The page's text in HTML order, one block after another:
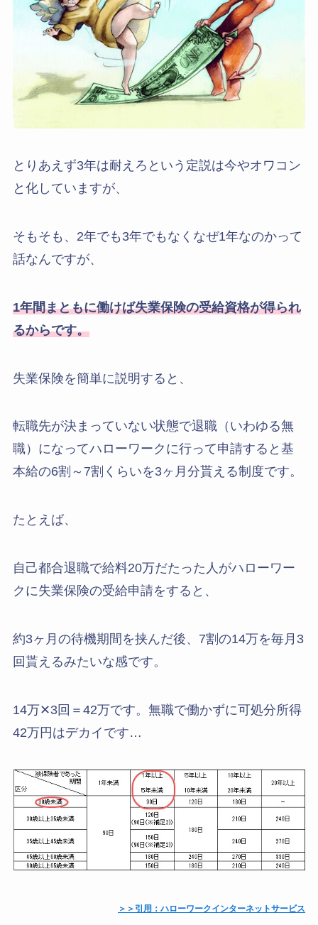
とりあえず3年は耐えろという定説は今やオワコン
と化していますが、
そもそも、2年でも3年でもなくなぜ1年なのかって
話なんですが、
1年間まともに働けば失業保険の受給資格が得られ
るからです。
失業保険を簡単に説明すると、
転職先が決まっていない状態で退職（いわゆる無
職）になってハローワークに行って申請すると基
本給の6割～7割くらいを3ヶ月分貰える制度です。
たとえば、
自己都合退職で給料20万だたった人がハローワー
クに失業保険の受給申請をすると、
約3ヶ月の待機期間を挟んだ後、7割の14万を毎月3
回貰えるみたいな感です。
14万✕3回＝42万です。無職で働かずに可処分所得
42万円はデカイです…
＞＞引用：ハローワークインターネットサービス